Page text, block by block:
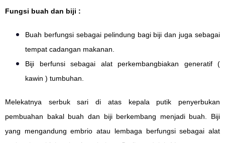
Fungsi buah dan biji :
Buah berfungsi sebagai pelindung bagi biji dan juga sebagai
tempat cadangan makanan.
Biji berfunsi sebagai alat perkembangbiakan generatif (
kawin ) tumbuhan.
Melekatnya serbuk sari di atas kepala putik penyerbukan
pembuahan bakal buah dan biji berkembang menjadi buah. Biji
yang mengandung embrio atau lembaga berfungsi sebagai alat